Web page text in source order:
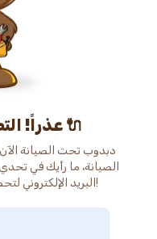
عذراً! التطبيق تحت الإصلاح 🔌
دبدوب تحت الصيانة
الصيانة، ما رأيك في
البريد الإلكتروني لتحصل على خصم خاص من دبدوب!